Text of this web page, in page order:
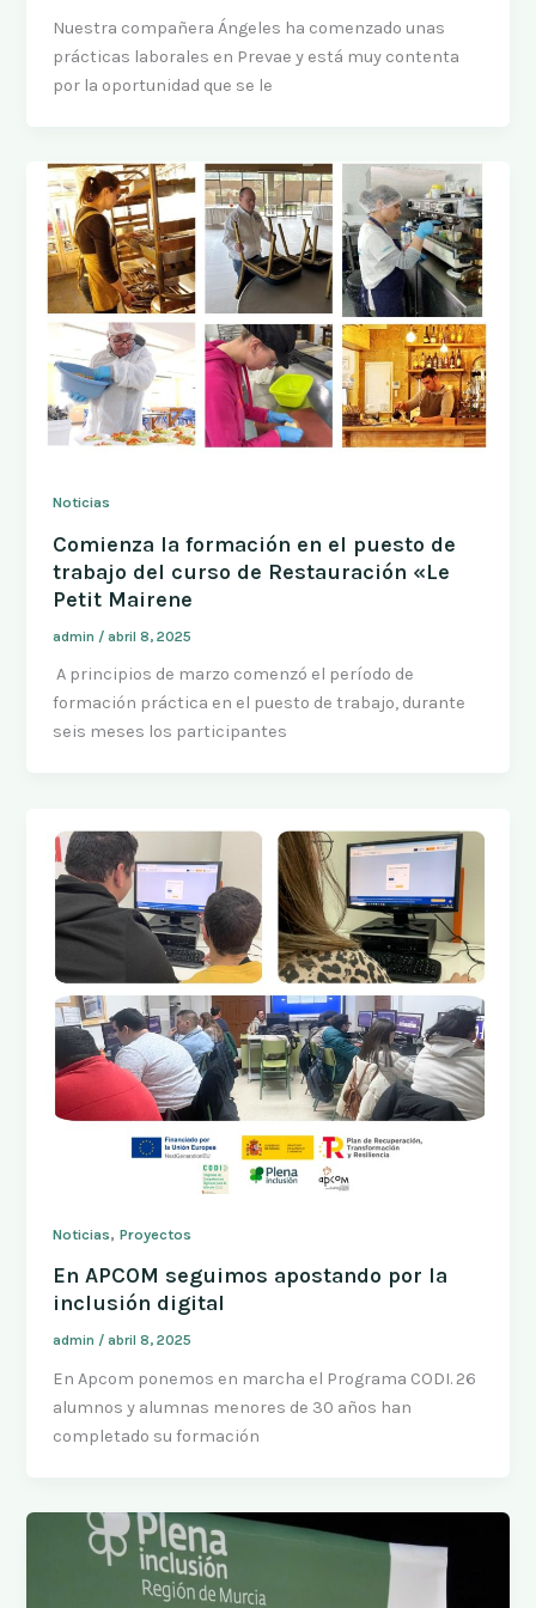
Nuestra compañera Ángeles ha comenzado unas
prácticas laborales en Prevae y está muy contenta
por la oportunidad que se le
Noticias
Comienza la formación en el puesto de
trabajo del curso de Restauración «Le
Petit Mairene
admin /abril 8, 2025
A principios de marzo comenzó el período de
formación práctica en el puesto de trabajo, durante
seis meses los participantes
Noticias,Proyectos
En APCOM seguimos apostando por la
inclusión digital
admin /abril 8, 2025
En Apcom ponemos en marcha el Programa CODI. 26
alumnos y alumnas menores de 30 años han
completado su formación